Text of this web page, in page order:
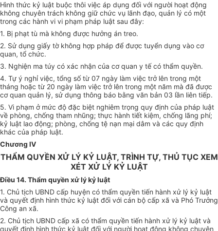
Hình thức kỷ luật buộc thôi việc áp dụng đối với người hoạt động
không chuyên trách không giữ chức vụ lãnh đạo, quản lý có một
trong các hành vi vi phạm pháp luật sau đây:
1. Bị phạt tù mà không được hưởng án treo.
2. Sử dụng giấy tờ không hợp pháp để được tuyển dụng vào cơ
quan, tổ chức.
3. Nghiện ma túy có xác nhận của cơ quan y tế có thẩm quyền.
4. Tự ý nghỉ việc, tổng số từ 07 ngày làm việc trở lên trong một
tháng hoặc từ 20 ngày làm việc trở lên trong một năm mà đã được
cơ quan quản lý, sử dụng thông báo bằng văn bản 03 lần liên tiếp.
5. Vi phạm ở mức độ đặc biệt nghiêm trọng quy định của pháp luật
về phòng, chống tham nhũng; thực hành tiết kiệm, chống lãng phí;
kỷ luật lao động; phòng, chống tệ nạn mại dâm và các quy định
khác của pháp luật.
Chương IV
THẨM QUYỀN XỬ LÝ KỶ LUẬT, TRÌNH TỰ, THỦ TỤC XEM
XÉT XỬ LÝ KỶ LUẬT
Điều 14. Thẩm quyền xử lý kỷ luật
1. Chủ tịch UBND cấp huyện có thẩm quyền tiến hành xử lý kỷ luật
và quyết định hình thức kỷ luật đối với cán bộ cấp xã và Phó Trưởng
Công an xã.
2. Chủ tịch UBND cấp xã có thẩm quyền tiến hành xử lý kỷ luật và
quyết định hình thức kỷ luật đối với người hoạt động không chuyên